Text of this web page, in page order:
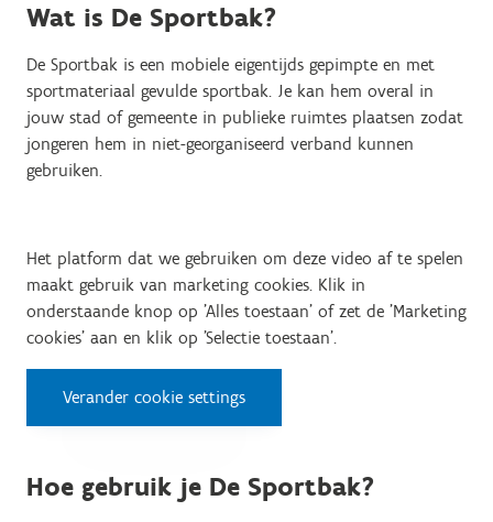
Wat is De Sportbak?
De Sportbak is een mobiele eigentijds gepimpte en met
sportmateriaal gevulde sportbak. Je kan hem overal in
jouw stad of gemeente in publieke ruimtes plaatsen zodat
jongeren hem in niet-georganiseerd verband kunnen
gebruiken.
Het platform dat we gebruiken om deze video af te spelen
maakt gebruik van marketing cookies. Klik in
onderstaande knop op 'Alles toestaan' of zet de 'Marketing
cookies' aan en klik op 'Selectie toestaan'.
Verander cookie settings
Hoe gebruik je De Sportbak?